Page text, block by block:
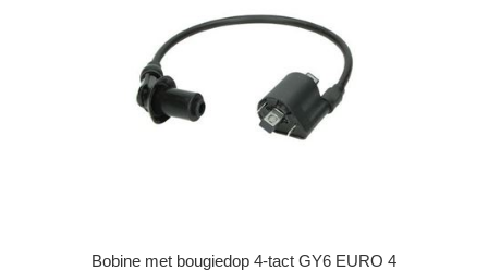
Bobine met bougiedop 4-tact GY6 EURO 4